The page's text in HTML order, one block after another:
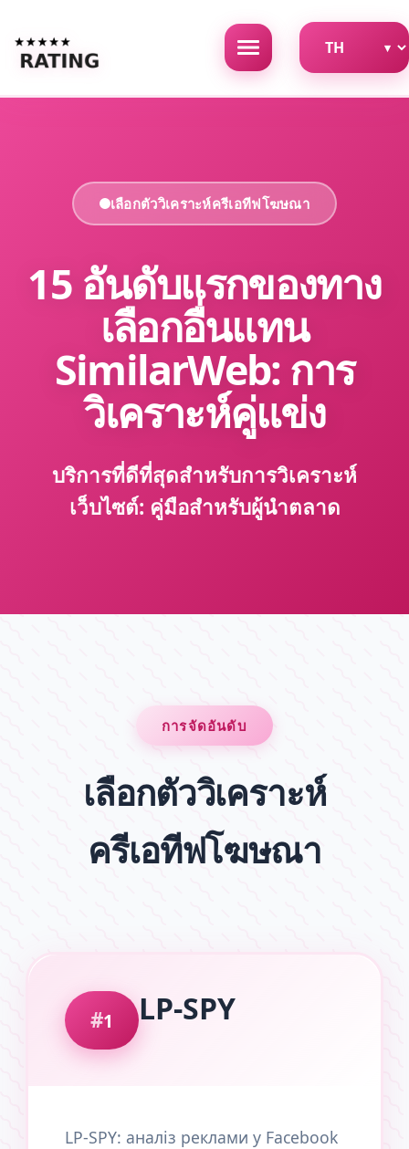
เลือกตัววิเคราะห์ครีเอทีฟโฆษณา
15 อันดับแรกของทาง
เลือกอื่นแทน
SimilarWeb: การ
วิเคราะห์คู่แข่ง
บริการที่ดีที่สุดสำหรับการวิเคราะห์
เว็บไซต์: คู่มือสำหรับผู้นำตลาด
การจัดอันดับ
เลือกตัววิเคราะห์
ครีเอทีฟโฆษณา
1 LP-SPY
LP-SPY: аналіз реклами у Facebook